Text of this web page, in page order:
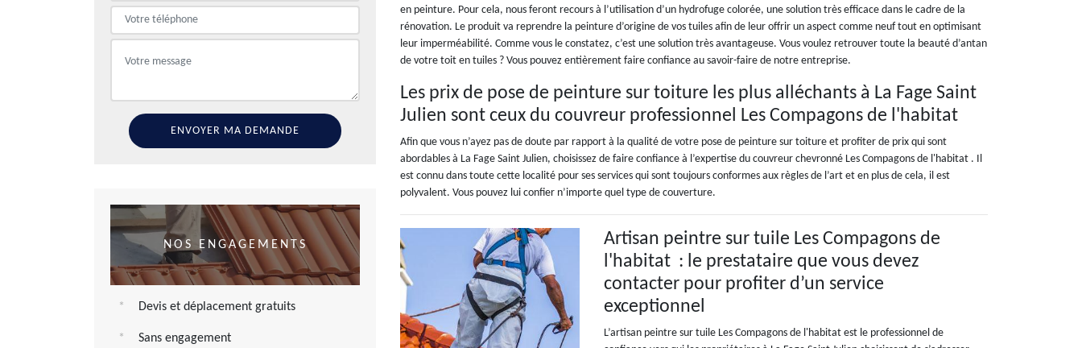
NOS ENGAGEMENTS
Devis et déplacement gratuits
Sans engagement
en peinture. Pour cela, nous feront recours à l’utilisation d’un hydrofuge colorée, une solution très efficace dans le cadre de la
rénovation. Le produit va reprendre la peinture d’origine de vos tuiles afin de leur offrir un aspect comme neuf tout en optimisant
leur imperméabilité. Comme vous le constatez, c’est une solution très avantageuse. Vous voulez retrouver toute la beauté d’antan
de votre toit en tuiles ? Vous pouvez entièrement faire confiance au savoir-faire de notre entreprise.
Les prix de pose de peinture sur toiture les plus alléchants à La Fage Saint
Julien sont ceux du couvreur professionnel Les Compagons de l'habitat
Afin que vous n’ayez pas de doute par rapport à la qualité de votre pose de peinture sur toiture et profiter de prix qui sont
abordables à La Fage Saint Julien, choisissez de faire confiance à l’expertise du couvreur chevronné Les Compagons de l'habitat . Il
est connu dans toute cette localité pour ses services qui sont toujours conformes aux règles de l’art et en plus de cela, il est
polyvalent. Vous pouvez lui confier n’importe quel type de couverture.
Artisan peintre sur tuile Les Compagons de
l'habitat : le prestataire que vous devez
contacter pour profiter d’un service
exceptionnel
L’artisan peintre sur tuile Les Compagons de l'habitat est le professionnel de